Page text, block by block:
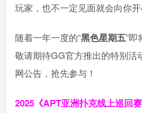
玩家，也不一定见面就会向你开
随着一年一度的“黑色星期五”即
敬请期待GG官方推出的特别活
网公告，抢先参与！
2025《APT亚洲扑克线上巡回